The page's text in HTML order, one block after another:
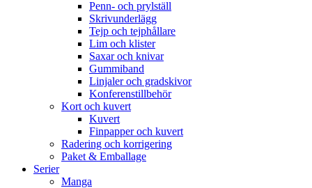
Penn- och prylställ
Skrivunderlägg
Tejp och tejphållare
Lim och klister
Saxar och knivar
Gummiband
Linjaler och gradskivor
Konferenstillbehör
Kort och kuvert
Kuvert
Finpapper och kuvert
Radering och korrigering
Paket & Emballage
Serier
Manga